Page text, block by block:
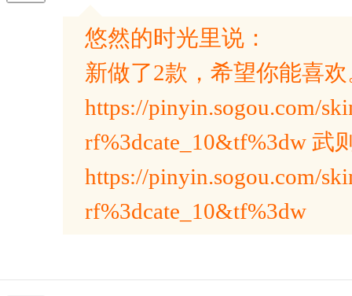
悠然的时光里说：
新做了2款，希望你能喜
https://pinyin.sogou.com/
rf%3dcate_10&tf%3dw 武
https://pinyin.sogou.com/
rf%3dcate_10&tf%3dw